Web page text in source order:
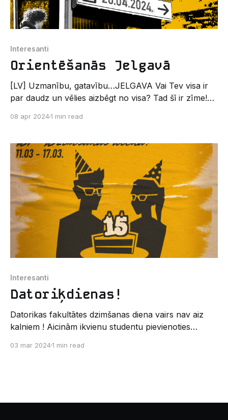
Interesanti
Orientēšanās Jelgavā
[LV] Uzmanību, gatavību…JELGAVA Vai Tev visa ir
par daudz un vēlies aizbēgt no visa? Tad šī ir zīme!🤫
izvēdinātu galvu un aktīvi atpūstos draugu lokā!😌 Tā
08 apr 20241 min read
Interesanti
Datoriķdienas!
Datorikas fakultātes dzimšanas diena vairs nav aiz
kalniem ! Aicinām ikvienu studentu pievienoties
jubileju. Mūsu nedēļa būs piepildīta ar dažādām
03 mar 20241 min read